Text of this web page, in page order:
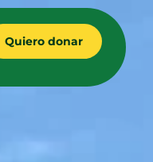
Quiero donar